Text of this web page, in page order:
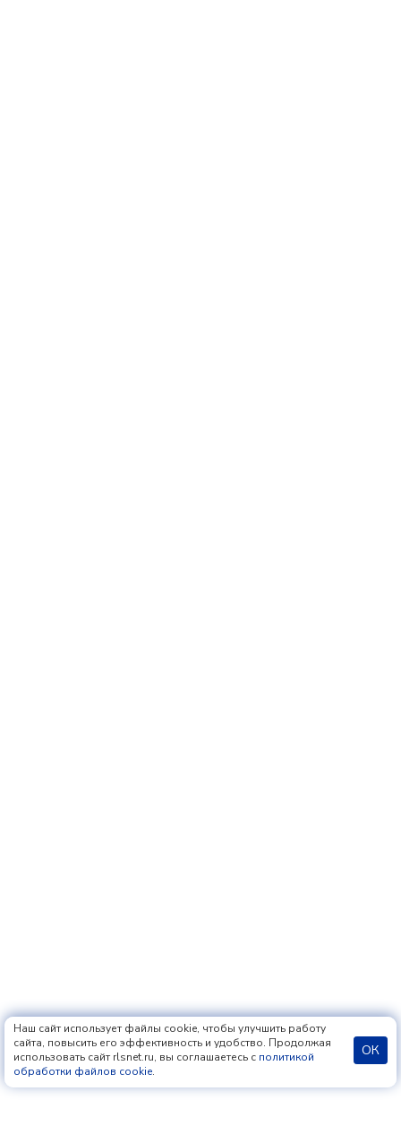
Наш сайт использует файлы cookie, чтобы улучшить работу
сайта, повысить его эффективность и удобство. Продолжая
использовать сайт rlsnet.ru, вы соглашаетесь с политикой
обработки файлов cookie.
ОК